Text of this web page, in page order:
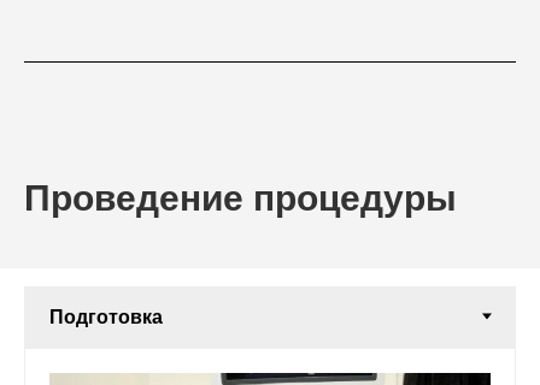
Проведение процедуры